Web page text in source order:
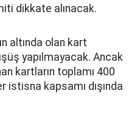
dikkate alınacak.
altında olan kart
yapılmayacak. Ancak
kartların toplamı 400
istisna kapsamı dışında